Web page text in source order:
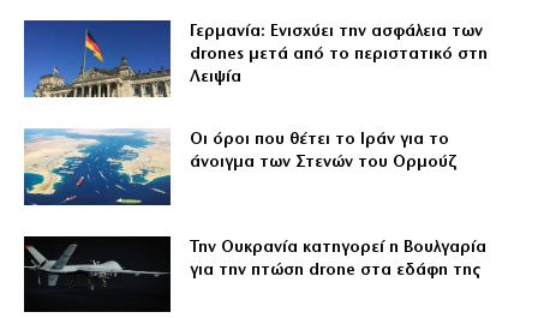
Γερμανία: Ενισχύει την ασφάλεια των
drones μετά από το περιστατικό στη
Λειψία
Οι όροι που θέτει το Ιράν για το
άνοιγμα των Στενών του Ορμούζ
Την Ουκρανία κατηγορεί η Βουλγαρία
για την πτώση drone στα εδάφη της